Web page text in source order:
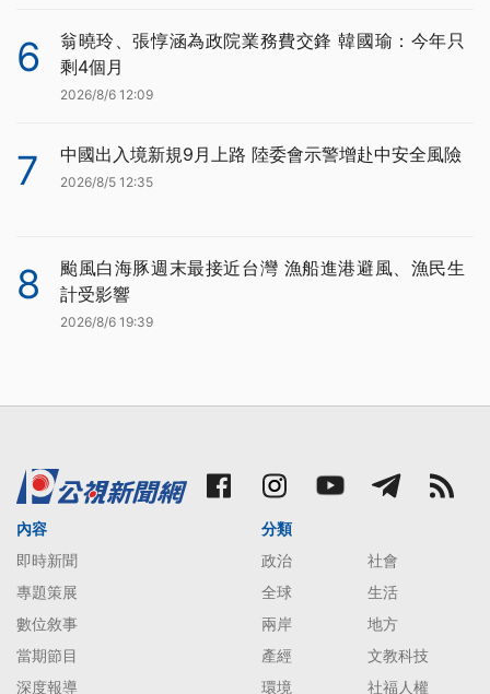
6
翁曉玲、張惇涵為政院業務費交鋒 韓國瑜：今年只
剩4個月
2026/8/6 12:09
7 中國出入境新規9月上路 陸委會示警增赴中安全風險
2026/8/5 12:35
8
颱風白海豚週末最接近台灣 漁船進港避風、漁民生
計受影響
2026/8/6 19:39
內容
即時新聞
專題策展
數位敘事
當期節目
深度報導
分類
政治
社會
全球
生活
兩岸
地方
產經
文教科技
環境
社福人權